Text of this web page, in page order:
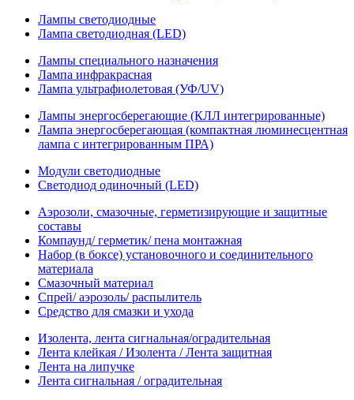
Лампы светодиодные
Лампа светодиодная (LED)
Лампы специального назначения
Лампа инфракрасная
Лампа ультрафиолетовая (УФ/UV)
Лампы энергосберегающие (КЛЛ интегрированные)
Лампа энергосберегающая (компактная люминесцентная
лампа с интегрированным ПРА)
Модули светодиодные
Светодиод одиночный (LED)
Аэрозоли, смазочные, герметизирующие и защитные
составы
Компаунд/ герметик/ пена монтажная
Набор (в боксе) установочного и соединительного
материала
Смазочный материал
Спрей/ аэрозоль/ распылитель
Средство для смазки и ухода
Изолента, лента сигнальная/оградительная
Лента клейкая / Изолента / Лента защитная
Лента на липучке
Лента сигнальная / оградительная